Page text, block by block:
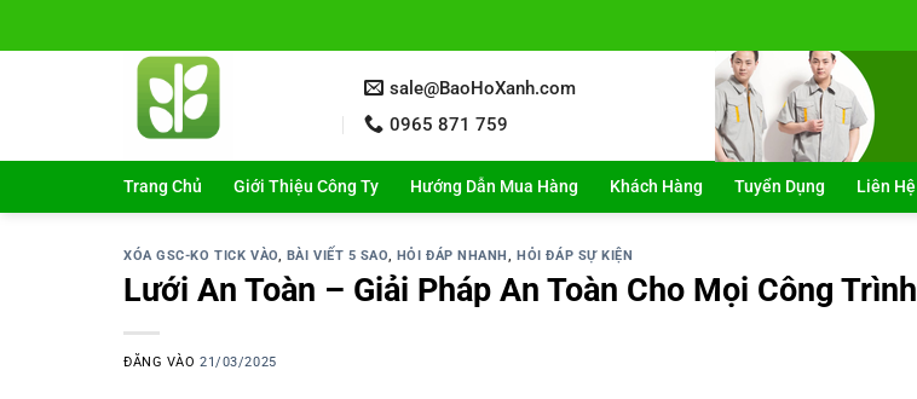
sale@BaoHoXanh.com
0965 871 759
Trang Chủ Giới Thiệu Công Ty Hướng Dẫn Mua Hàng Khách Hàng Tuyển Dụng Liên Hệ
XÓA GSC-KO TICK VÀO, BÀI VIẾT 5 SAO, HỎI ĐÁP NHANH,HỎI ĐÁP SỰ KIỆN
Lưới An Toàn – Giải Pháp An Toàn Cho Mọi Công Trình
ĐĂNG VÀO21/03/2025